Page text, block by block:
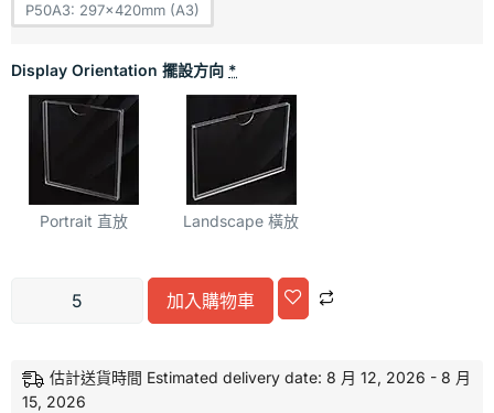
P50A3: 297x420mm (A3)
Display Orientation 擺設方向 *
Portrait 直放 Landscape 橫放
加入購物車
估計送貨時間 Estimated delivery date: 8 月 12, 2026 - 8 月
15, 2026